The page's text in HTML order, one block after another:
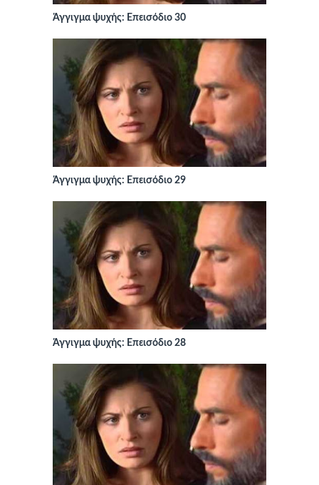
Άγγιγμα ψυχής: Επεισόδιο 30
Άγγιγμα ψυχής: Επεισόδιο 29
Άγγιγμα ψυχής: Επεισόδιο 28